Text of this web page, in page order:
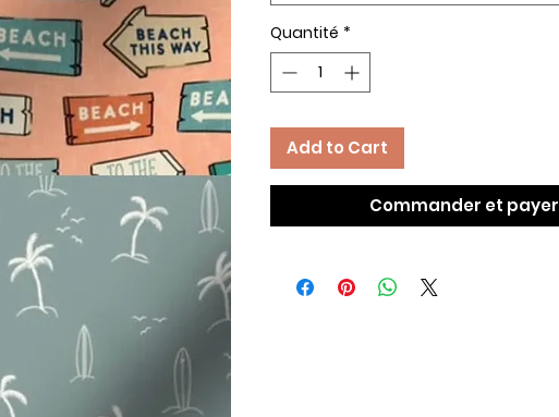
Quantité *
Add to Cart
Commander et payer